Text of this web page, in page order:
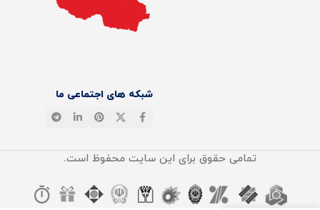
شبکه های اجتماعی ما
تمامی حقوق برای این سایت محفوظ است.